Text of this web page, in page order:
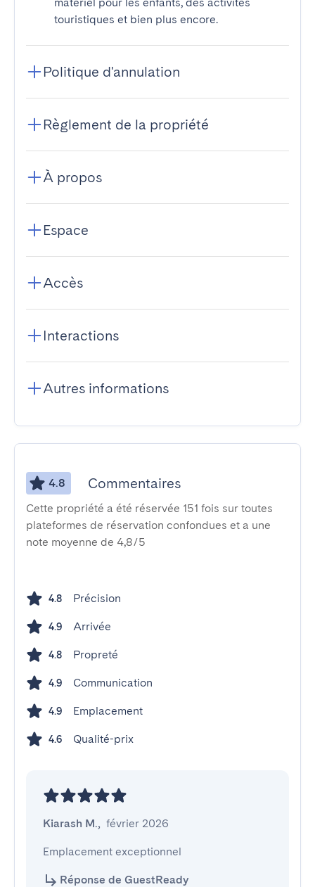
touristiques et bien plus encore.
Politique d'annulation
Règlement de la propriété
À propos
Espace
Accès
Interactions
Autres informations
4.8 Commentaires
Cette propriété a été réservée 151 fois sur toutes
plateformes de réservation confondues et a une
note moyenne de 4,8/5
4.8 Précision
4.9 Arrivée
4.8 Propreté
4.9 Communication
4.9 Emplacement
4.6 Qualité-prix
Kiarash M., février 2026
Emplacement exceptionnel
Réponse de GuestReady